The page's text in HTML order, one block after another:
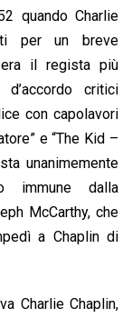
quando Charlie
per un breve
era il regista più
critici
con capolavori
e “The Kid –
unanimemente
immune dalla
McCarthy, che
a Chaplin di
Charlie Chaplin,